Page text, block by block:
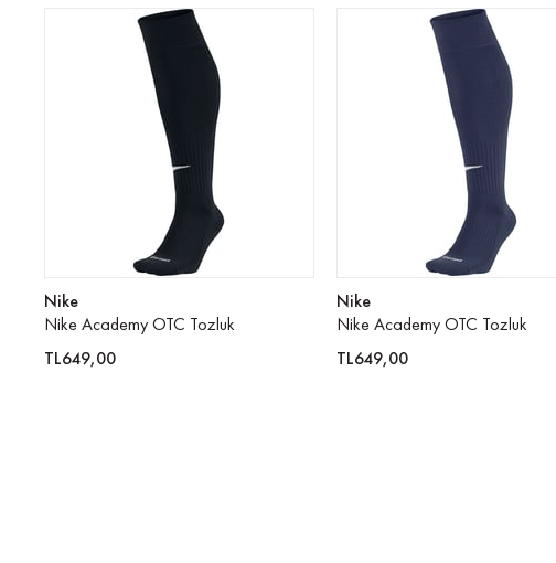
Nike
Nike Academy OTC Tozluk
TL649,00
Nike
Nike Academy OTC Tozluk
TL649,00